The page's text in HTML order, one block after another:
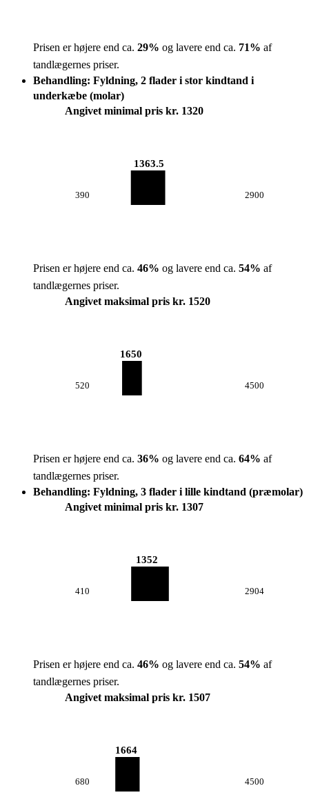
Prisen er højere end ca. 29% og lavere end ca. 71% af
tandlægernes priser.
Behandling: Fyldning, 2 flader i stor kindtand i
underkæbe (molar)
Angivet minimal pris kr. 1320
390
1363.5
2900
Prisen er højere end ca. 46% og lavere end ca. 54% af
tandlægernes priser.
Angivet maksimal pris kr. 1520
520
1650
4500
Prisen er højere end ca. 36% og lavere end ca. 64% af
tandlægernes priser.
Behandling: Fyldning, 3 flader i lille kindtand (præmolar)
Angivet minimal pris kr. 1307
410
1352
2904
Prisen er højere end ca. 46% og lavere end ca. 54% af
tandlægernes priser.
Angivet maksimal pris kr. 1507
680
1664
4500